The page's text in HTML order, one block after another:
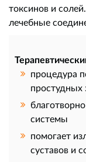
токсинов и
лечебные
процедура
простудных
системы
помогает
суставов и